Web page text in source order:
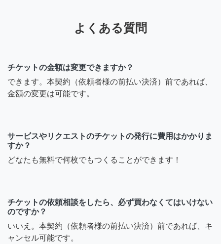
よくある質問
チケットの金額は変更できますか？
できます。本契約（依頼者様の前払い決済）前であれば、
金額の変更は可能です。
サービスやリクエストのチケットの発行に費用はかかりま
すか？
どなたも無料で何枚でもつくることができます！
チケットの依頼相談をしたら、必ず買わなくてはいけない
のですか？
いいえ。本契約（依頼者様の前払い決済）前であれば、キ
ャンセル可能です。